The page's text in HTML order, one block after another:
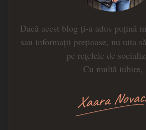
Dacă acest blog ți-a adus puțină
sau informații prețioase, nu uita
pe rețelele de
Cu multă iubire,
Xaara